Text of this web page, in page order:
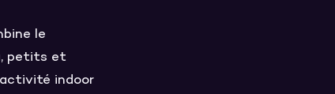
le
petits et
indoor